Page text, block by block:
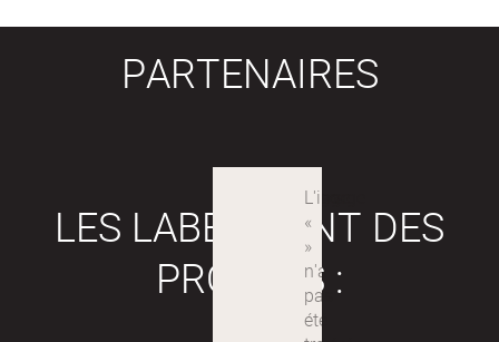
PARTENAIRES
LES LABEX SONT DES
PROJETS :